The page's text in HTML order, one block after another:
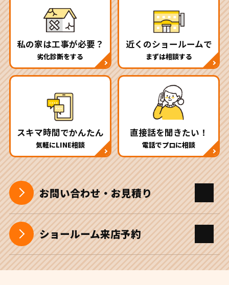
私の家は工事が必要？
劣化診断をする
近くのショールームで
まずは相談する
スキマ時間でかんたん
気軽にLINE相談
直接話を聞きたい！
電話でプロに相談
お問い合わせ・お見積り
ショールーム来店予約